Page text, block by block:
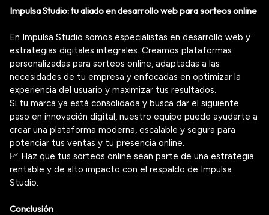
Impulsa Studio: tu aliado endesarrollo web para sorteos online
En Impulsa Studio somos especialistas en desarrollo web y
estrategias digitales integrales. Creamos plataformas
personalizadas para sorteos online, adaptadas a las
necesidades de tu empresa y enfocadas en optimizar la
experiencia del usuario y maximizar tus resultados.
Si tu marca ya está consolidada y busca dar el siguiente
paso en innovación digital, nuestro equipo puede ayudarte a
crear una plataforma moderna, escalable y segura para
potenciar tus ventas y tu presencia online.
📈 Haz que tus sorteos online sean parte de una estrategia
rentable y de alto impacto con el respaldo de Impulsa
Studio.
Conclusión